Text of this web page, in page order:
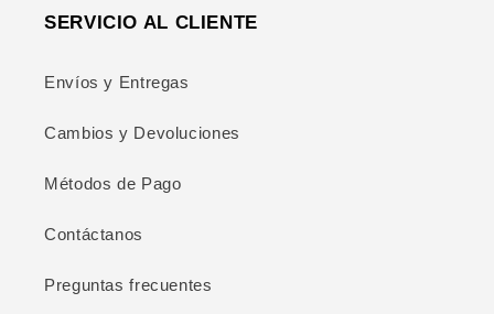
SERVICIO AL CLIENTE
Envíos y Entregas
Cambios y Devoluciones
Métodos de Pago
Contáctanos
Preguntas frecuentes